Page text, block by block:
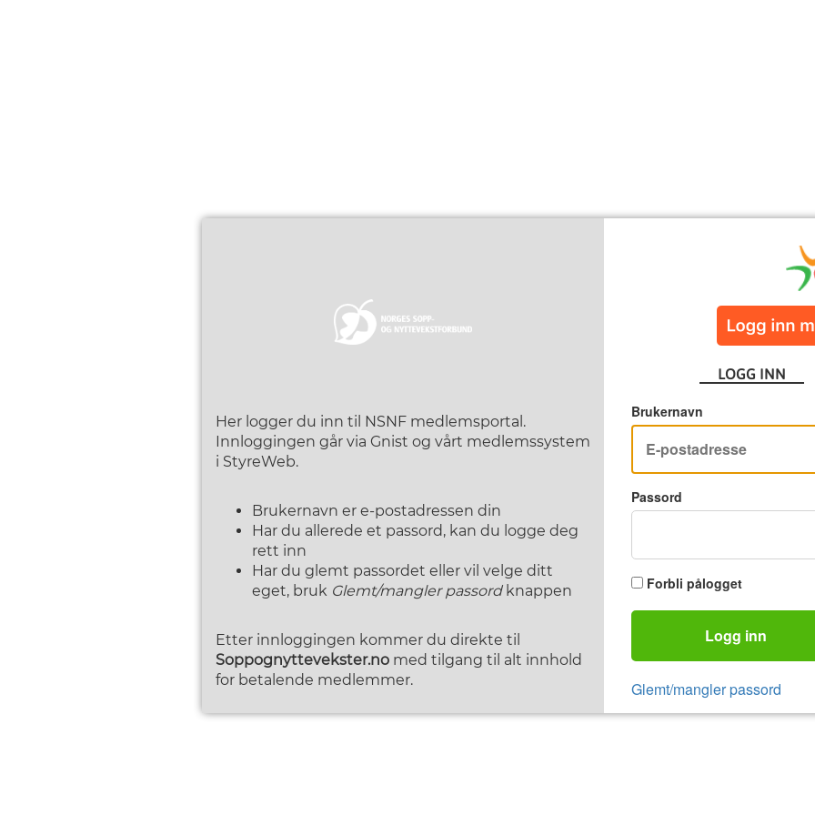
Her logger du inn til NSNF medlemsportal.
Innloggingen går via Gnist og vårt medlemssystem
i StyreWeb.
Brukernavn er e-postadressen din
Har du allerede et passord, kan du logge deg
rett inn
Har du glemt passordet eller vil velge ditt
eget, bruk Glemt/mangler passordknappen
Etter innloggingen kommer du direkte til
Soppognyttevekster.no med tilgang til alt innhold
for betalende medlemmer.
LOGG INN
Brukernavn
Passord
Forbli pålogget
Logg inn
Glemt/mangler passord